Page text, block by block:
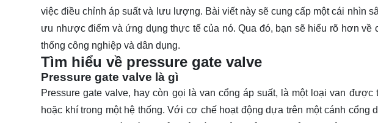
việc điều chỉnh áp suất và lưu lượng. Bài viết này sẽ cung cấp một cái nhìn
ưu nhược điểm và ứng dụng thực tế của nó. Qua đó, bạn sẽ hiểu rõ hơn về
thống công nghiệp và dân dụng.
Tìm hiểu về pressure gate valve
Pressure gate valve là gì
Pressure gate valve, hay còn gọi là van cổng áp suất, là một loại van
hoặc khí trong một hệ thống. Với cơ chế hoạt động dựa trên một cánh cổng